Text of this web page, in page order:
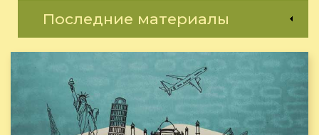
Последние материалы